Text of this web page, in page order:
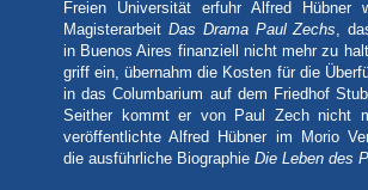
Freien Universität erfuhr Alfred Hübner
Magisterarbeit Das Drama Paul Zechs,
in Buenos Aires finanziell nicht mehr zu
griff ein, übernahm die Kosten für die
in das Columbarium auf dem Friedhof
Seither kommt er von Paul Zech nicht
veröffentlichte Alfred Hübner im Morio
die ausführliche Biographie Die Leben des